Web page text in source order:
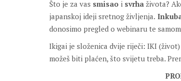
Što je za vas smisao i svrha života?
japanskoj ideji sretnog življenja.
donosimo pregled o webinaru te
Ikigai je složenica dvije riječi: IKI
možeš biti plaćen, što svijetu treba.